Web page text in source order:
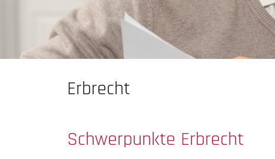
Erbrecht
Schwerpunkte Erbrecht